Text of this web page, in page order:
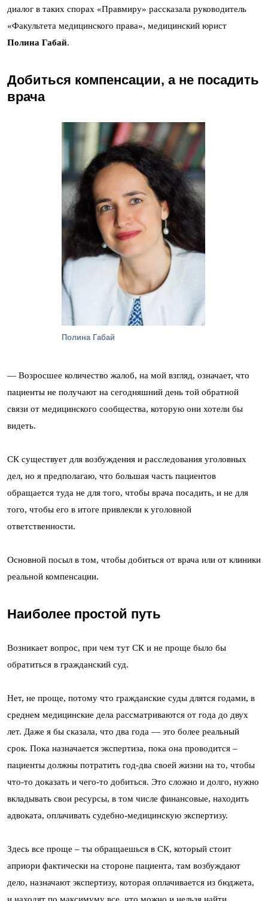
диалог в таких спорах «Правмиру» рассказала руководитель
«Факультета медицинского права», медицинский юрист
Полина Габай.
Добиться компенсации, а не посадить
врача
Полина Габай
— Возросшее количество жалоб, на мой взгляд, означает, что
пациенты не получают на сегодняшний день той обратной
связи от медицинского сообщества, которую они хотели бы
видеть.
СК существует для возбуждения и расследования уголовных
дел, но я предполагаю, что большая часть пациентов
обращается туда не для того, чтобы врача посадить, и не для
того, чтобы его в итоге привлекли к уголовной
ответственности.
Основной посыл в том, чтобы добиться от врача или от клиники
реальной компенсации.
Наиболее простой путь
Возникает вопрос, при чем тут СК и не проще было бы
обратиться в гражданский суд.
Нет, не проще, потому что гражданские суды длятся годами, в
среднем медицинские дела рассматриваются от года до двух
лет. Даже я бы сказала, что два года — это более реальный
срок. Пока назначается экспертиза, пока она проводится –
пациенты должны потратить год-два своей жизни на то, чтобы
что-то доказать и чего-то добиться. Это сложно и долго, нужно
вкладывать свои ресурсы, в том числе финансовые, находить
адвоката, оплачивать судебно-медицинскую экспертизу.
Здесь все проще – ты обращаешься в СК, который стоит
априори фактически на стороне пациента, там возбуждают
дело, назначают экспертизу, которая оплачивается из бюджета,